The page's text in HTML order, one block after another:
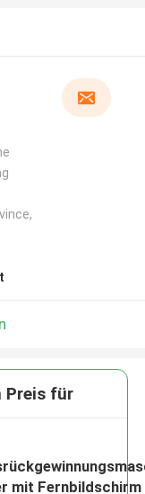
Preis für
mit Fernbildschirm